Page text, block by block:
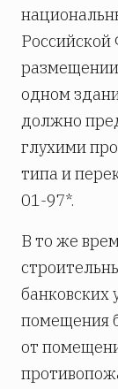
одном
должно
глухими
типа и
01-97*.
В то же
банковских
помещения
от